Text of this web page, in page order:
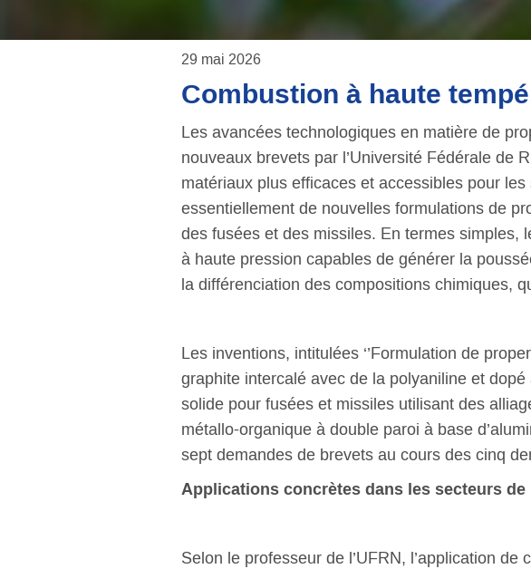
29 mai 2026
Combustion à haute
Les avancées technologiques en matière de
nouveaux brevets par l’Université Fédérale de
matériaux plus efficaces et accessibles pour
essentiellement de nouvelles formulations de
des fusées et des missiles. En termes simples,
à haute pression capables de générer la
la différenciation des compositions chimiques,
Les inventions, intitulées ‘’Formulation de
graphite intercalé avec de la polyaniline et dopé
solide pour fusées et missiles utilisant des
métallo-organique à double paroi à base
sept demandes de brevets au cours des cinq
Applications concrètes dans les secteurs de
Selon le professeur de l’UFRN, l’application